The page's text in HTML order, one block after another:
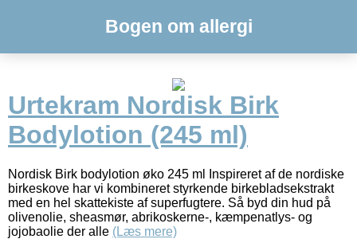
Bogen om allergi
Urtekram Nordisk Birk
Bodylotion (245 ml)
Nordisk Birk bodylotion øko 245 ml Inspireret af de nordiske
birkeskove har vi kombineret styrkende birkebladsekstrakt
med en hel skattekiste af superfugtere. Så byd din hud på
olivenolie, sheasmør, abrikoskerne-, kæmpenatlys- og
jojobaolie der alle (Læs mere)